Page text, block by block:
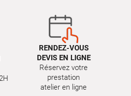
RENDEZ-VOUS
DEVIS EN LIGNE
Réservez votre
prestation
atelier en ligne